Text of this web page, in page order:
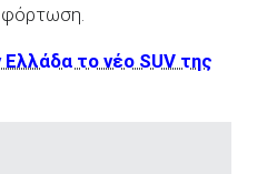
φόρτωση.
το νέο SUV της